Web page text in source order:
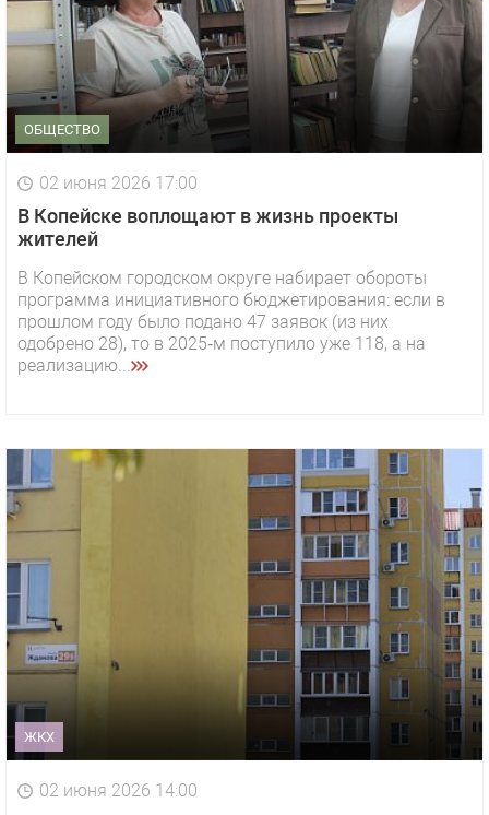
ОБЩЕСТВО
02 июня 2026 17:00
В Копейске воплощают в жизнь проекты
жителей
В Копейском городском округе набирает обороты
программа инициативного бюджетирования: если в
прошлом году было подано 47 заявок (из них
одобрено 28), то в 2025‑м поступило уже 118, а на
реализацию...
ЖКХ
02 июня 2026 14:00